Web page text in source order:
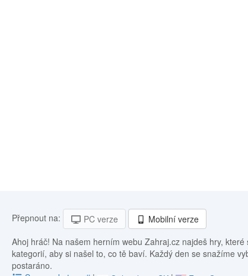
Přepnout na: PC verze
Mobilní verze
Ahoj hráč! Na našem herním webu Zahraj.cz najdeš hry,
kategorií, aby si našel to, co tě baví. Každý den se snažíme
postaráno.